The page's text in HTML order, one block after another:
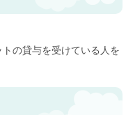
の貸与を受けている人を